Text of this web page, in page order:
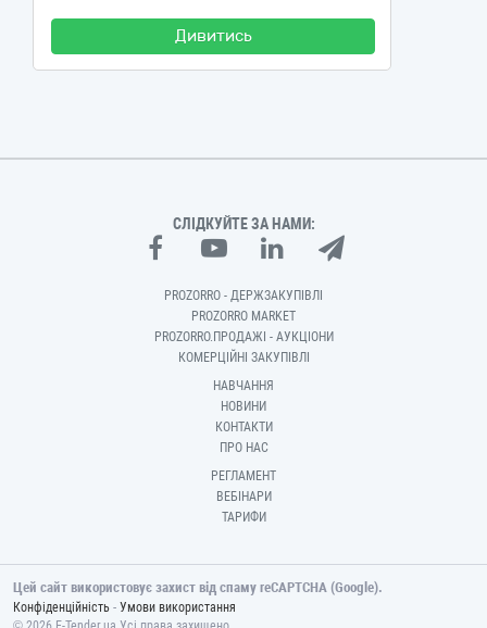
Дивитись
СЛІДКУЙТЕ ЗА НАМИ:
PROZORRO - ДЕРЖЗАКУПІВЛІ
PROZORRO MARKET
PROZORRO.ПРОДАЖІ - АУКЦІОНИ
КОМЕРЦІЙНІ ЗАКУПІВЛІ
НАВЧАННЯ
НОВИНИ
КОНТАКТИ
ПРО НАС
РЕГЛАМЕНТ
ВЕБІНАРИ
ТАРИФИ
Цей сайт використовує захист від спаму reCAPTCHA (Google).
Конфіденційність - Умови використання